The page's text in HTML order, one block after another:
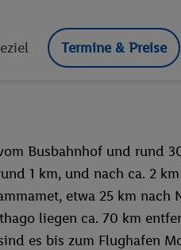
Termine & Preise
Busbahnhof und rund
1 km, und nach ca. 2
etwa 25 km nach
liegen ca. 70 km
es bis zum Flughafen